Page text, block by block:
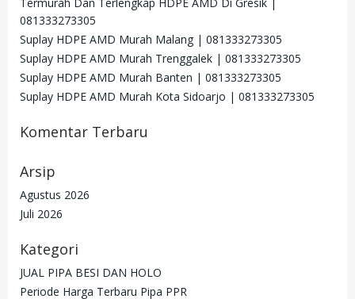
081333273305
Suplay HDPE AMD Murah Malang | 081333273305
Suplay HDPE AMD Murah Trenggalek | 081333273305
Suplay HDPE AMD Murah Banten | 081333273305
Suplay HDPE AMD Murah Kota Sidoarjo | 081333273305
Komentar Terbaru
Arsip
Agustus 2026
Juli 2026
Kategori
JUAL PIPA BESI DAN HOLO
Periode Harga Terbaru Pipa PPR